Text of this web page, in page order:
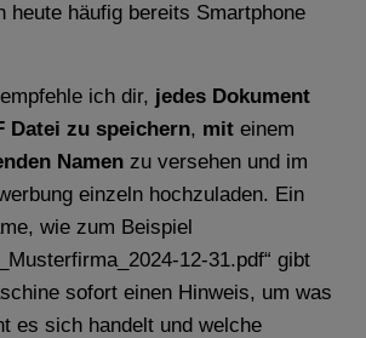
heute häufig bereits Smartphone
ich dir, jedes Dokument
Datei zu speichern, miteinem
Namenzu versehen und im
einzeln hochzuladen. Ein
wie zum Beispiel
12-31.pdf“ gibt
sofort einen Hinweis, um was
es sich handelt und welche